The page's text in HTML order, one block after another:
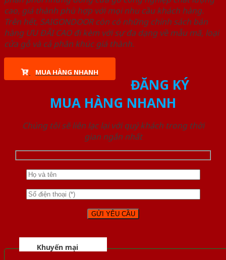
cao, giá thành phù hợp với mọi nhu cầu khách hàng.
Trên hết, SAIGONDOOR còn có những chính sách bán
hàng ƯU ĐÃI CAO đi kèm với sự đa dạng về mẫu mã, loại
cửa gỗ và cả phân khúc giá thành.
MUA HÀNG NHANH
ĐĂNG KÝ
MUA HÀNG NHANH
Chúng tôi sẽ liên lạc lại với quý khách trong thời
gian ngắn nhất
Khuyến mại